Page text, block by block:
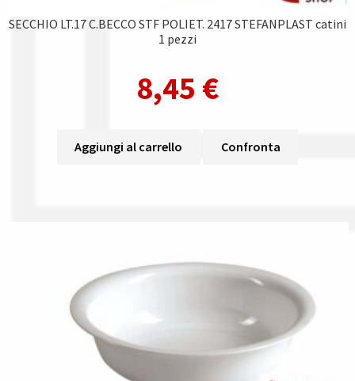
SECCHIO LT.17 C.BECCO STF POLIET. 2417 STEFANPLAST catini
1 pezzi
8,45 €
Aggiungi al carrello Confronta